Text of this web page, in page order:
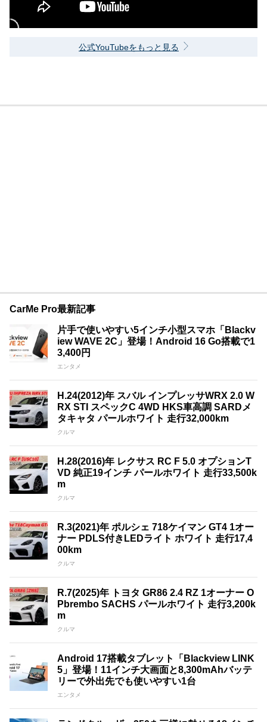
公式YouTubeをもっと見る
CarMe Pro最新記事
片手で使いやすい5インチ小型スマホ「Blackv
iew WAVE 2C」登場！Android 16 Go搭載で1
3,400円
エンタメ
H.24(2012)年 スバル インプレッサWRX 2.0 W
RX STI スペックC 4WD HKS車高調 SARDメ
タキャタ パールホワイト 走行32,000km
クルマ
H.28(2016)年 レクサス RC F 5.0 オプションT
VD 純正19インチ パールホワイト 走行33,500k
m
クルマ
R.3(2021)年 ポルシェ 718ケイマン GT4 1オー
ナー PDLS付きLEDライト ホワイト 走行17,4
00km
クルマ
R.7(2025)年 トヨタ GR86 2.4 RZ 1オーナー O
Pbrembo SACHS パールホワイト 走行3,200k
m
クルマ
Android 17搭載タブレット「Blackview LINK
5」登場！11インチ大画面と8,300mAhバッテ
リーで外出先でも使いやすい1台
エンタメ